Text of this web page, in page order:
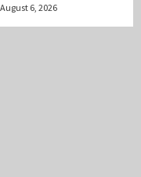
August 6, 2026